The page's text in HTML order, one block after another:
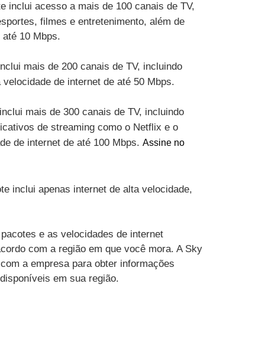
inclui acesso a mais de 100 canais de TV,
filmes e entretenimento, além de
10 Mbps.
mais de 200 canais de TV, incluindo
de internet de até 50 Mbps.
mais de 300 canais de TV, incluindo
de streaming como o Netflix e o
de internet de até 100 Mbps. Assine no
inclui apenas internet de alta velocidade,
e as velocidades de internet
com a região em que você mora. A Sky
a empresa para obter informações
em sua região.